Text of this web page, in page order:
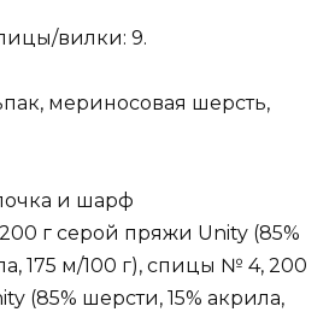
вилки: 9.
мериносовая шерсть,
и шарф
г серой пряжи Unity (85%
175 м/100 г), спицы № 4, 200
(85% шерсти, 15% акрила,